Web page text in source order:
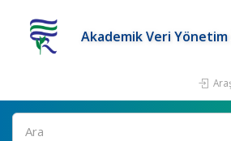
Akademik Veri Yönetim
Ara